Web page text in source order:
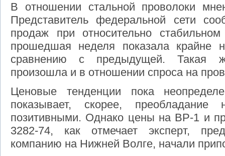
В отношении стальной проволоки
Представитель федеральной сети
продаж при относительно
прошедшая неделя показала крайне
сравнению с предыдущей. Такая
произошла и в отношении спроса на
Ценовые тенденции пока
показывает, скорее, преобладание
позитивными. Однако цены на ВР-1 и
3282-74, как отмечает эксперт,
компанию на Нижней Волге, начали